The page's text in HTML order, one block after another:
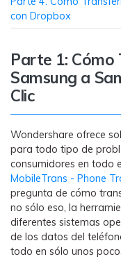
iOS y
con Dropbox
Parte 1:
Samsung a
Clic
Wondershare ofrece
para todo tipo de
consumidores en todo
MobileTrans - Phone
pregunta de cómo
no sólo eso, la
diferentes sistemas
de los datos del
todo en sólo unos